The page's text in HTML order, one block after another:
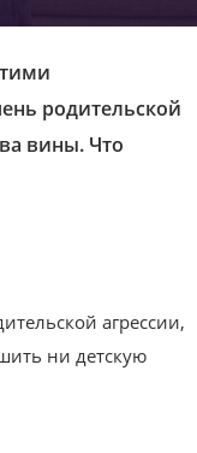
родительской
вины. Что
агрессии,
ни детскую